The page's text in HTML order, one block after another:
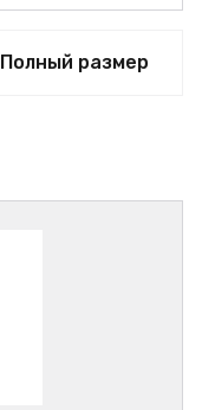
Полный размер